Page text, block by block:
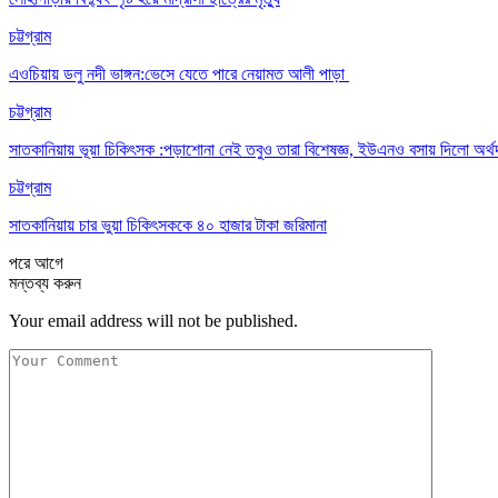
চট্টগ্রাম
এওচিয়ায় ডলু নদী ভাঙ্গন:ভেসে যেতে পারে নেয়ামত আলী পাড়া
চট্টগ্রাম
সাতকানিয়ায় ভূয়া চিকিৎসক :পড়াশোনা নেই তবুও তারা বিশেষজ্ঞ, ইউএনও বসায় দিলো
চট্টগ্রাম
সাতকানিয়ায় চার ভুয়া চিকিৎসককে ৪০ হাজার টাকা জরিমানা
পরেআগে
মন্তব্য করুন
Your email address will not be published.